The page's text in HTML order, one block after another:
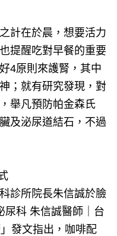
計在於晨，想要活力
提醒吃對早餐的重要
4原則來護腎，其中
；就有研究發現，對
舉凡預防帕金森氏
及泌尿道結石，不過
診所院長朱信誠於臉
尿科 朱信誠醫師｜台
發文指出，咖啡配